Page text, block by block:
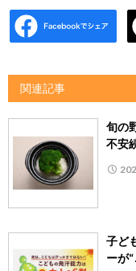
関連記事
旬の
不安
子ど
ーが